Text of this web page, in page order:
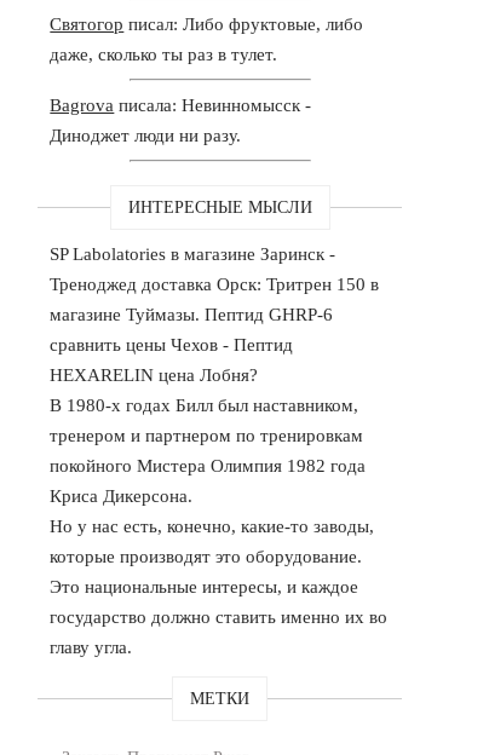
Святогор писал: Либо фруктовые, либо
даже, сколько ты раз в тулет.
Bagrova писала: Невинномысск -
Диноджет люди ни разу.
ИНТЕРЕСНЫЕ МЫСЛИ
SP Labolatories в магазине Заринск -
Треноджед доставка Орск: Тритрен 150 в
магазине Туймазы. Пептид GHRP-6
сравнить цены Чехов - Пептид
HEXARELIN цена Лобня?
В 1980-х годах Билл был наставником,
тренером и партнером по тренировкам
покойного Мистера Олимпия 1982 года
Криса Дикерсона.
Но у нас есть, конечно, какие-то заводы,
которые производят это оборудование.
Это национальные интересы, и каждое
государство должно ставить именно их во
главу угла.
МЕТКИ